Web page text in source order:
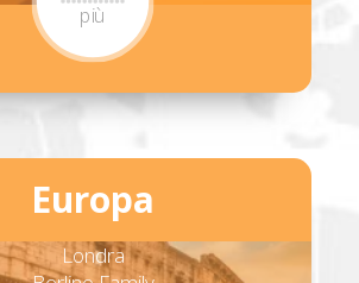
più
Europa
Londra